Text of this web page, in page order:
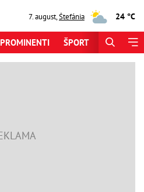
7. august,Štefánia 24 °C
PROMINENTI ŠPORT